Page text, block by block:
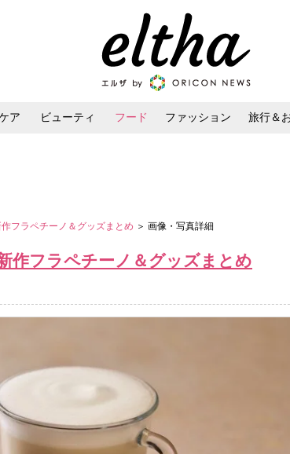
ア ビューティ フード ファッション 旅行＆
フラペチーノ＆グッズまとめ ＞ 画像・写真詳細
作フラペチーノ＆グッズまとめ